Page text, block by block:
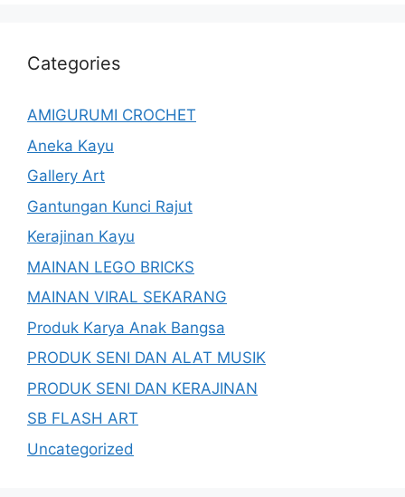
Categories
AMIGURUMI CROCHET
Aneka Kayu
Gallery Art
Gantungan Kunci Rajut
Kerajinan Kayu
MAINAN LEGO BRICKS
MAINAN VIRAL SEKARANG
Produk Karya Anak Bangsa
PRODUK SENI DAN ALAT MUSIK
PRODUK SENI DAN KERAJINAN
SB FLASH ART
Uncategorized